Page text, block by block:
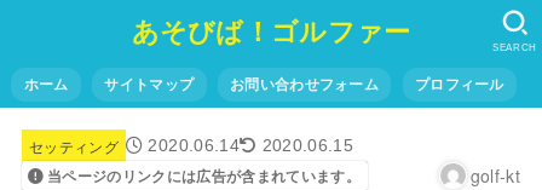
あそびば！ゴルファー
ホーム サイトマップ お問い合わせフォーム プロフィール
SEARCH
セッティング 2020.06.14 2020.06.15
当ページのリンクには広告が含まれています。 golf-kt